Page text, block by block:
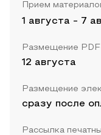
Прием
1 августа - 7
Размещение
12 августа
Размещение
сразу после
Рассылка